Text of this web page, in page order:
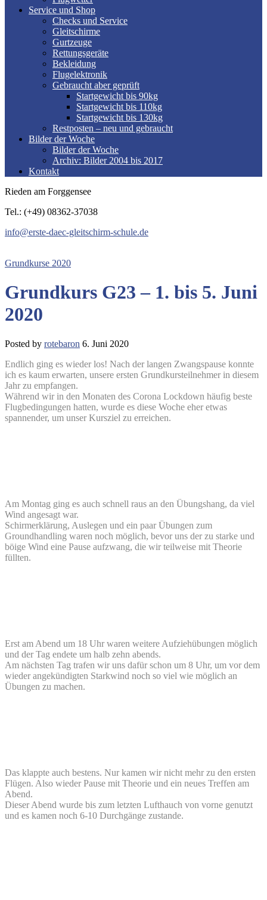
Service und Shop
Checks und Service
Gleitschirme
Gurtzeuge
Rettungsgeräte
Bekleidung
Flugelektronik
Gebraucht aber geprüft
Startgewicht bis 90kg
Startgewicht bis 110kg
Startgewicht bis 130kg
Restposten – neu und gebraucht
Bilder der Woche
Bilder der Woche
Archiv: Bilder 2004 bis 2017
Kontakt
Rieden am Forggensee
Tel.: (+49) 08362-37038
info@erste-daec-gleitschirm-schule.de
Grundkurse 2020
Grundkurs G23 – 1. bis 5. Juni
2020
Posted by rotebaron 6. Juni 2020
Endlich ging es wieder los! Nach der langen Zwangspause konnte
ich es kaum erwarten, unsere ersten Grundkursteilnehmer in diesem
Jahr zu empfangen.
Während wir in den Monaten des Corona Lockdown häufig beste
Flugbedingungen hatten, wurde es diese Woche eher etwas
spannender, um unser Kursziel zu erreichen.
Am Montag ging es auch schnell raus an den Übungshang, da viel
Wind angesagt war.
Schirmerklärung, Auslegen und ein paar Übungen zum
Groundhandling waren noch möglich, bevor uns der zu starke und
böige Wind eine Pause aufzwang, die wir teilweise mit Theorie
füllten.
Erst am Abend um 18 Uhr waren weitere Aufziehübungen möglich
und der Tag endete um halb zehn abends.
Am nächsten Tag trafen wir uns dafür schon um 8 Uhr, um vor dem
wieder angekündigten Starkwind noch so viel wie möglich an
Übungen zu machen.
Das klappte auch bestens. Nur kamen wir nicht mehr zu den ersten
Flügen. Also wieder Pause mit Theorie und ein neues Treffen am
Abend.
Dieser Abend wurde bis zum letzten Lufthauch von vorne genutzt
und es kamen noch 6-10 Durchgänge zustande.